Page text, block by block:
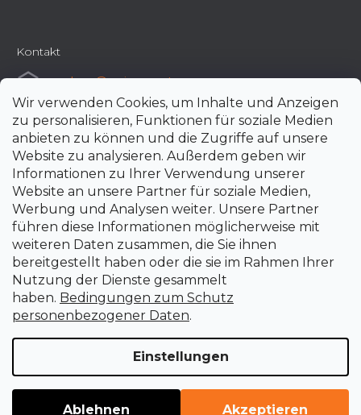
Wir verwenden Cookies, um Inhalte und Anzeigen
zu personalisieren, Funktionen für soziale Medien
anbieten zu können und die Zugriffe auf unsere
Website zu analysieren. Außerdem geben wir
Informationen zu Ihrer Verwendung unserer
Website an unsere Partner für soziale Medien,
Werbung und Analysen weiter. Unsere Partner
führen diese Informationen möglicherweise mit
weiteren Daten zusammen, die Sie ihnen
bereitgestellt haben oder die sie im Rahmen Ihrer
Nutzung der Dienste gesammelt
haben. Bedingungen zum Schutz
personenbezogener Daten.
Einstellungen
Ablehnen Akzeptieren
Kontakt
e-shop@uni-max.at
+420 266 190 190
Erstellt von Shoptet Premium
Einstellungen ändern